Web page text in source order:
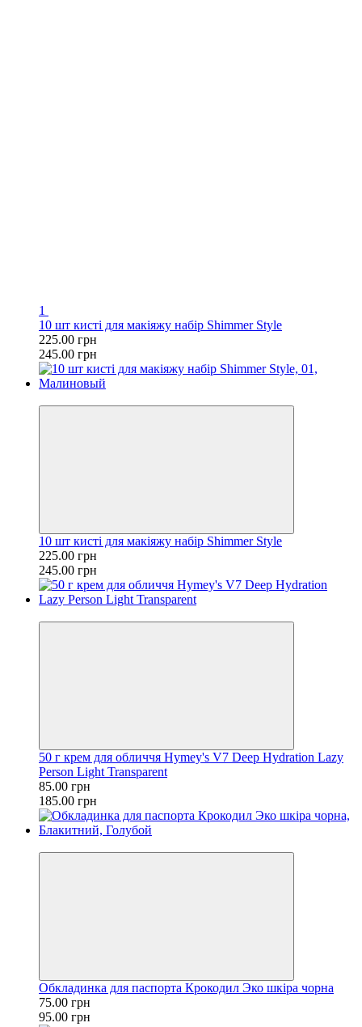
1
10 шт кисті для макіяжу набір Shimmer Style
225.00 грн
245.00 грн
10 шт кисті для макіяжу набір Shimmer Style
225.00 грн
245.00 грн
50 г крем для обличчя Hymey's V7 Deep Hydration Lazy
Person Light Transparent
85.00 грн
185.00 грн
Обкладинка для паспорта Крокодил Эко шкіра чорна
75.00 грн
95.00 грн